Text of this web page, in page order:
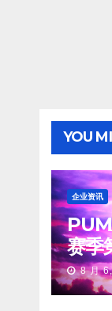
YOU
企业资讯
赛季
8 月